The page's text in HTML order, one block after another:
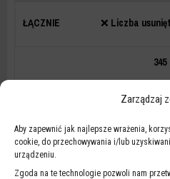
Zarządzaj
Aby zapewnić jak najlepsze wrażenia,
cookie, do przechowywania i/lub
urządzeniu.
Zgoda na te technologie pozwoli nam
❌ Liczba
345
Liczba
284